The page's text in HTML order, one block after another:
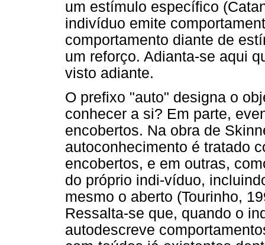
um estímulo específico
indivíduo emite
comportamento diante de
um reforço. Adianta-se aqui
visto adiante.
O prefixo "auto" designa o
conhecer a si? Em parte,
encobertos. Na obra de
autoconhecimento é tratado
encobertos, e em outras,
do próprio indi-víduo,
mesmo o aberto (Tourinho,
Ressalta-se que, quando o
autodescreve